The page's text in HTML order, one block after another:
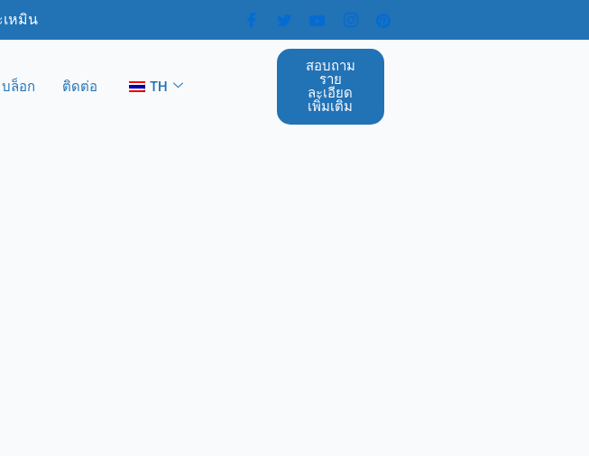
หมิน
บล็อก ติดต่อ TH
สอบถาม
ราย
ละเอียด
เพิ่มเติม